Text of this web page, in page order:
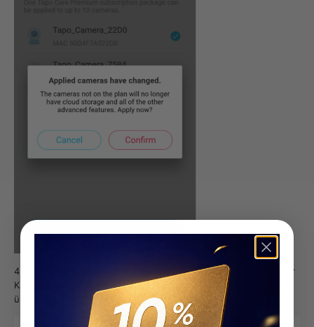
Sie können auf die Tapo Care Seite gehen, um die Anzahl der
Kameras, die dem Tapo Care Plan zugewiesen sind, zu
überprüfen.